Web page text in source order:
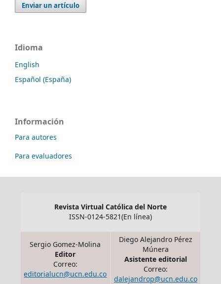
Enviar un artículo
Idioma
English
Español (España)
Información
Para autores
Para evaluadores
Revista Virtual Católica del Norte
ISSN-0124-5821(En línea)
Sergio Gomez-Molina
Editor
Correo:
editorialucn@ucn.edu.co
Diego Alejandro Pérez
Múnera
Asistente editorial
Correo:
dalejandrop@ucn.edu.co